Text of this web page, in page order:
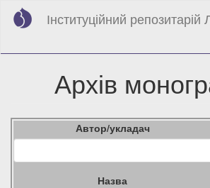
Перейти
вмісту
Інституційний
Архів
Автор/укладач
Назва